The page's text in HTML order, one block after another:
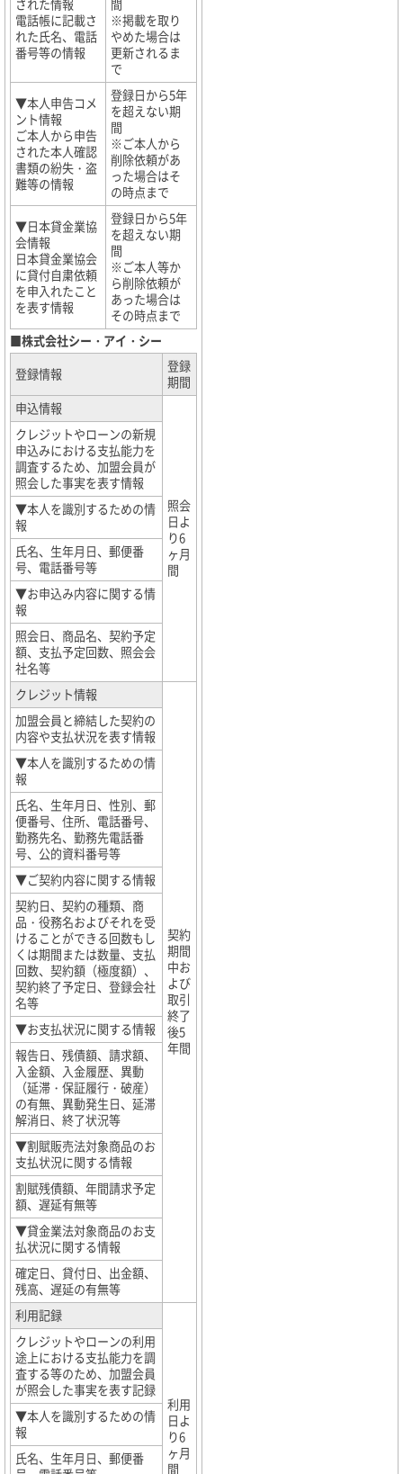
された情報
電話帳に記載さ
れた氏名、電話
番号等の情報
間
※掲載を取り
やめた場合は
更新されるま
で
▼本人申告コメ
ント情報
ご本人から申告
された本人確認
書類の紛失・盗
難等の情報
登録日から5年
を超えない期
間
※ご本人から
削除依頼があ
った場合はそ
の時点まで
▼日本貸金業協
会情報
日本貸金業協会
に貸付自粛依頼
を申入れたこと
を表す情報
登録日から5年
を超えない期
間
※ご本人等か
ら削除依頼が
あった場合は
その時点まで
■株式会社シー・アイ・シー
登録情報
登録
期間
申込情報
照会
日よ
り6
ヶ月
間
クレジットやローンの新規
申込みにおける支払能力を
調査するため、加盟会員が
照会した事実を表す情報
▼本人を識別するための情
報
氏名、生年月日、郵便番
号、電話番号等
▼お申込み内容に関する情
報
照会日、商品名、契約予定
額、支払予定回数、照会会
社名等
クレジット情報
契約
期間
中お
よび
取引
終了
後5
年間
加盟会員と締結した契約の
内容や支払状況を表す情報
▼本人を識別するための情
報
氏名、生年月日、性別、郵
便番号、住所、電話番号、
勤務先名、勤務先電話番
号、公的資料番号等
▼ご契約内容に関する情報
契約日、契約の種類、商
品・役務名およびそれを受
けることができる回数もし
くは期間または数量、支払
回数、契約額（極度額）、
契約終了予定日、登録会社
名等
▼お支払状況に関する情報
報告日、残債額、請求額、
入金額、入金履歴、異動
（延滞・保証履行・破産）
の有無、異動発生日、延滞
解消日、終了状況等
▼割賦販売法対象商品のお
支払状況に関する情報
割賦残債額、年間請求予定
額、遅延有無等
▼貸金業法対象商品のお支
払状況に関する情報
確定日、貸付日、出金額、
残高、遅延の有無等
利用記録
利用
日よ
り6
ヶ月
間
クレジットやローンの利用
途上における支払能力を調
査する等のため、加盟会員
が照会した事実を表す記録
▼本人を識別するための情
報
氏名、生年月日、郵便番